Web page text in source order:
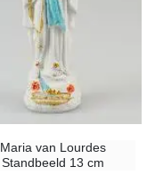
Maria van Lourdes
Standbeeld 13 cm